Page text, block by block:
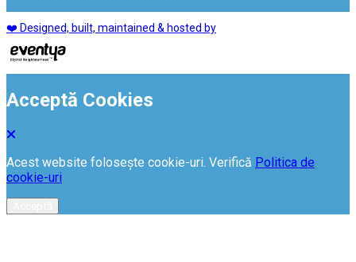
❤️ Designed, built, maintained & hosted by
Acceptă Cookies
Acest website folosește cookie-uri. Verifică Politica de
cookie-uri